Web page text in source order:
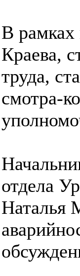
В рамках
Краева,
труда,
смотра-
отдела
Наталья